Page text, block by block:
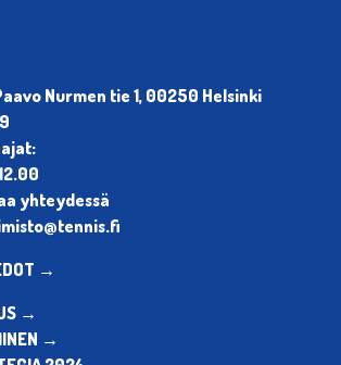
Nurmen tie 1, 00250 Helsinki
yhteydessä
→
→
→